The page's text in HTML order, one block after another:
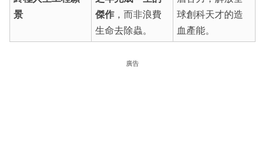
景
傑作，而非浪費
生命去除蟲。
球創科天才的造
血產能。
廣告